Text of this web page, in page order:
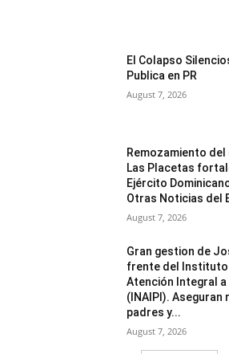
El Colapso
Publica en PR
August 7, 2026
Remozamiento
Las Placetas
Ejército
Otras Noticias del
August 7, 2026
Gran gestion de
frente del Instituto
Atención Integral
(INAIPI).
padres y...
August 7, 2026